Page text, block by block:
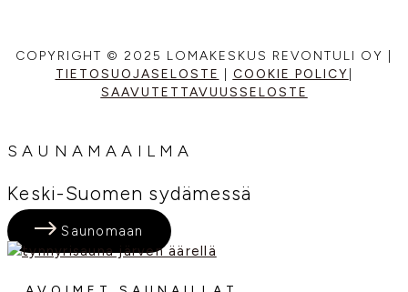
COPYRIGHT © 2025 LOMAKESKUS REVONTULI OY |
TIETOSUOJASELOSTE
COOKIE POLICY
SAAVUTETTAVUUSSELOSTE
SAUNAMAAILMA
Keski-Suomen sydämessä
Saunomaan